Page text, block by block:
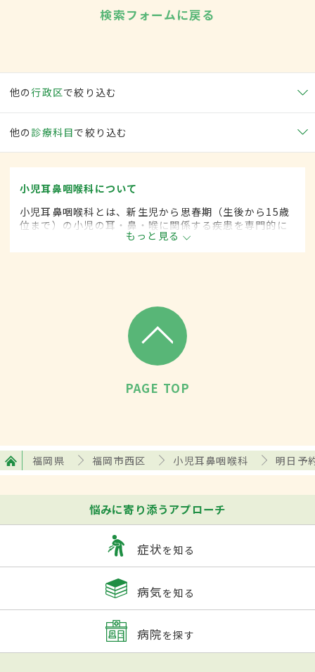
検索フォームに戻る
他の行政区で絞り込む
他の 診療科目で絞り込む
小児耳鼻咽喉科について
小児耳鼻咽喉科とは、新生児から思春期（生後から15歳
位まで）の小児の耳・鼻・喉に関係する疾患を専門的に
もっと見る
PAGE TOP
福岡県 福岡市西区 小児耳鼻咽喉科 明日予
悩みに寄り添うアプローチ
症状を知る
病気を知る
病院を探す